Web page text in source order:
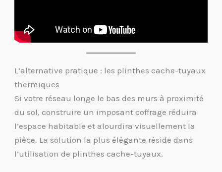
L’alternative pratique : les plinthes cache-tuyaux
thermiques
Si votre réseau longe le bas des murs à proximité
du sol, construire un imposant coffrage réduira
l’espace habitable et alourdira visuellement la
pièce. La solution la plus élégante réside dans
l’utilisation de plinthes cache-tuyaux.